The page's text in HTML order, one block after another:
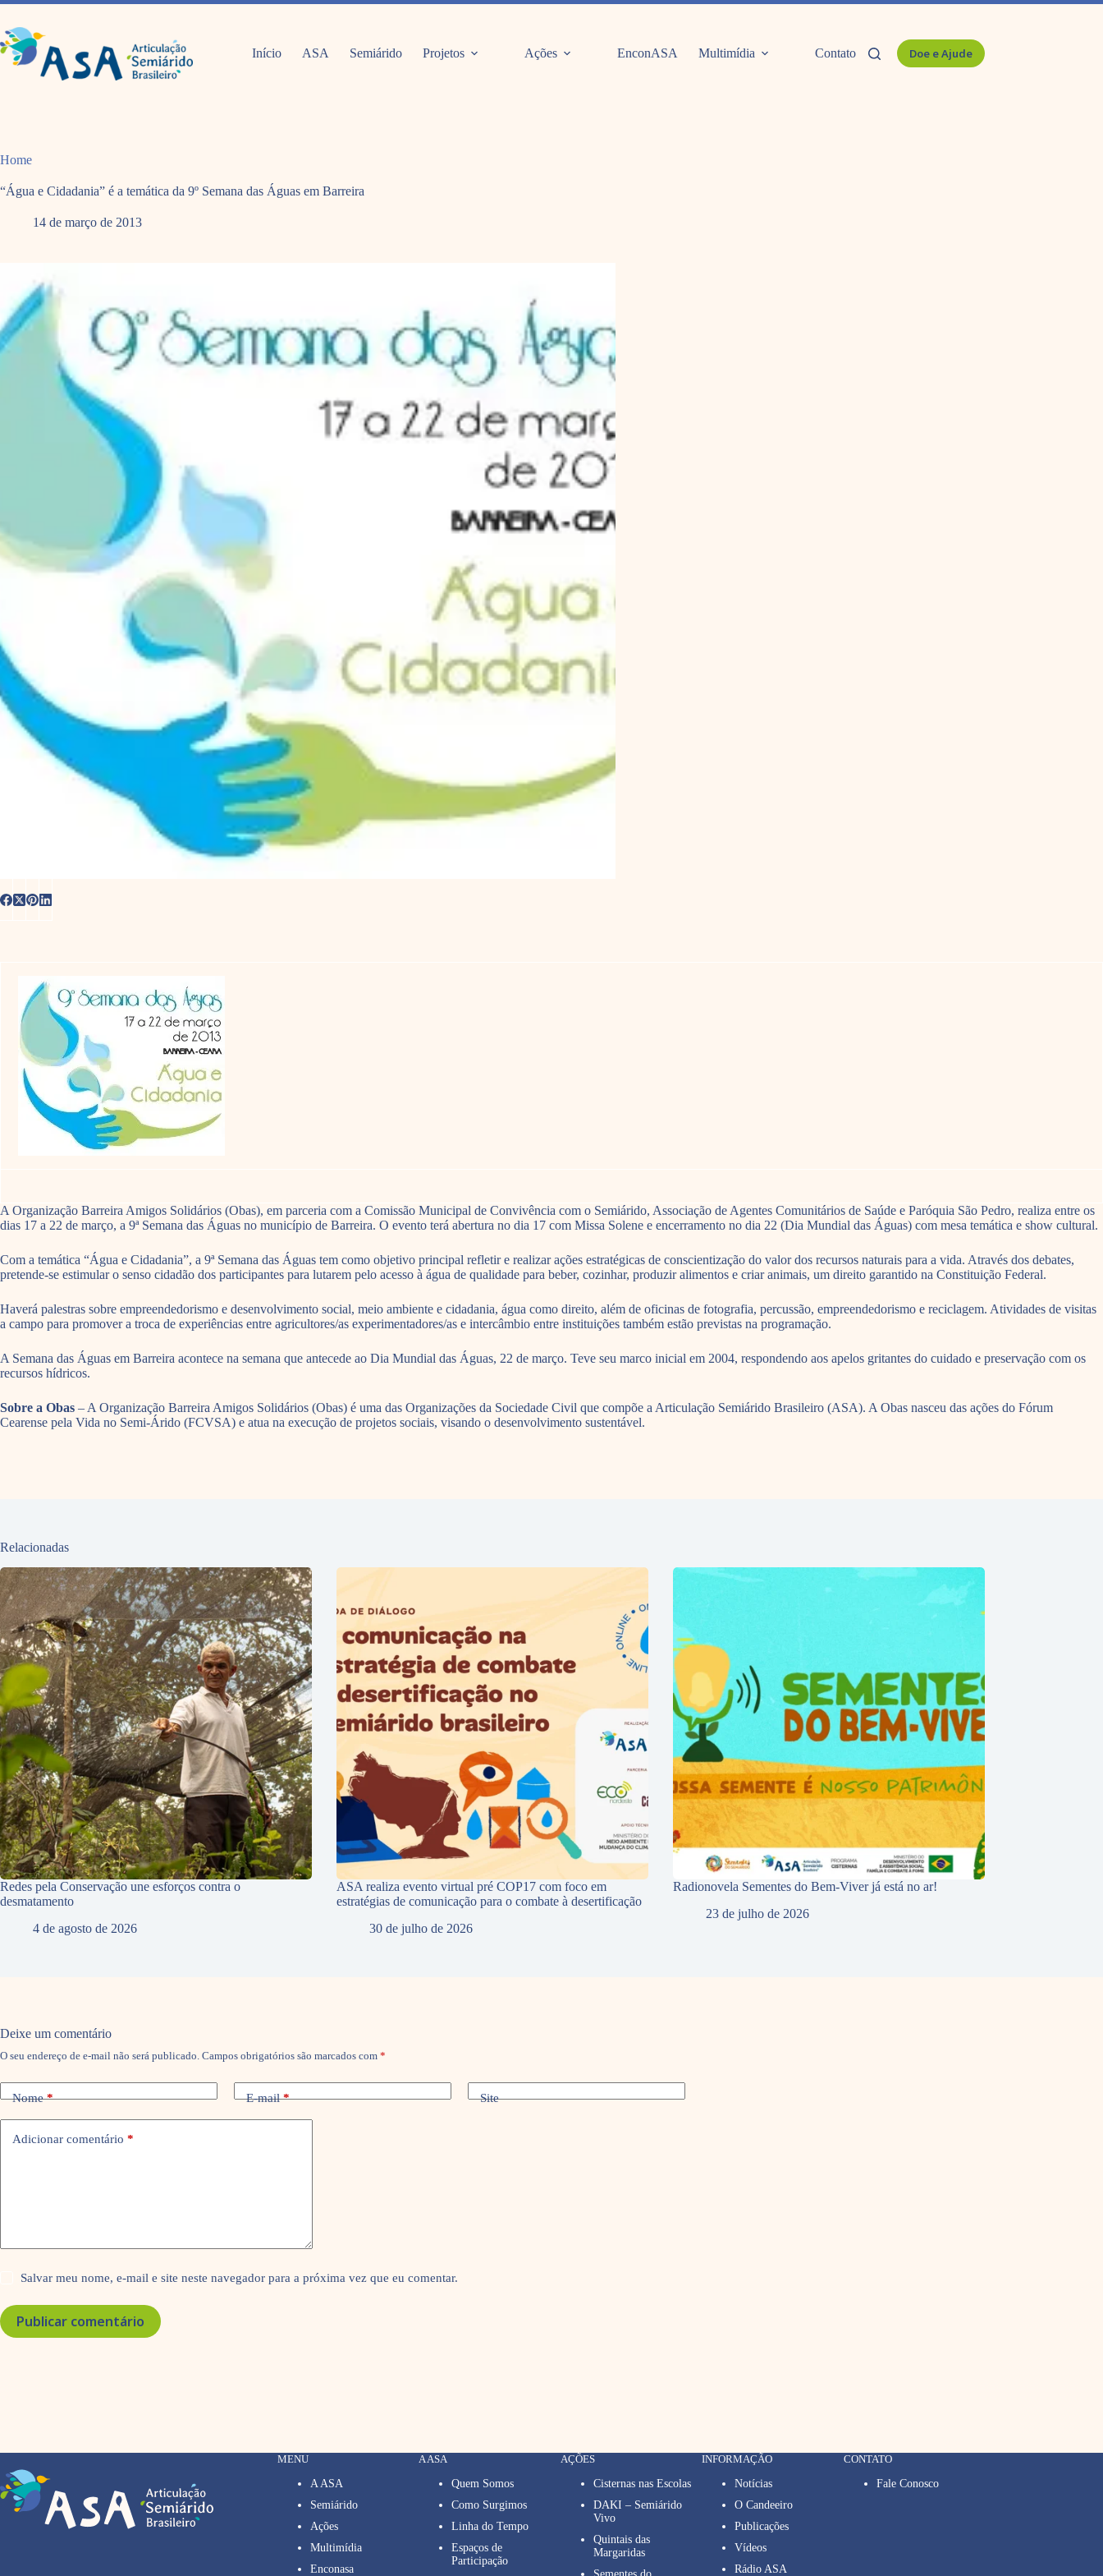
Pular
o
conteúdo
Início ASA Semiárido Projetos Ações EnconASA Multimídia Contato Doe e Ajude
Home
“Água e Cidadania” é a temática da 9º Semana das Águas em Barreira
14 de março de 2013
A Organização Barreira Amigos Solidários (Obas), em parceria com a Comissão Municipal de Convivência com o Semiárido, Associação de Agentes Comunitários de Saúde e Paróquia São Pedro, realiza entre os
dias 17 a 22 de março, a 9ª Semana das Águas no município de Barreira. O evento terá abertura no dia 17 com Missa Solene e encerramento no dia 22 (Dia Mundial das Águas) com mesa temática e show cultural.
Com a temática “Água e Cidadania”, a 9ª Semana das Águas tem como objetivo principal refletir e realizar ações estratégicas de conscientização do valor dos recursos naturais para a vida. Através dos debates,
pretende-se estimular o senso cidadão dos participantes para lutarem pelo acesso à água de qualidade para beber, cozinhar, produzir alimentos e criar animais, um direito garantido na Constituição Federal.
Haverá palestras sobre empreendedorismo e desenvolvimento social, meio ambiente e cidadania, água como direito, além de oficinas de fotografia, percussão, empreendedorismo e reciclagem. Atividades de visitas
a campo para promover a troca de experiências entre agricultores/as experimentadores/as e intercâmbio entre instituições também estão previstas na programação.
A Semana das Águas em Barreira acontece na semana que antecede ao Dia Mundial das Águas, 22 de março. Teve seu marco inicial em 2004, respondendo aos apelos gritantes do cuidado e preservação com os
recursos hídricos.
Sobre a Obas – A Organização Barreira Amigos Solidários (Obas) é uma das Organizações da Sociedade Civil que compõe a Articulação Semiárido Brasileiro (ASA). A Obas nasceu das ações do Fórum
Cearense pela Vida no Semi-Árido (FCVSA) e atua na execução de projetos sociais, visando o desenvolvimento sustentável.
Relacionadas
Redes pela Conservação une esforços contra o
desmatamento
4 de agosto de 2026
ASA realiza evento virtual pré COP17 com foco em
estratégias de comunicação para o combate à desertificação
30 de julho de 2026
Radionovela Sementes do Bem-Viver já está no ar!
23 de julho de 2026
Deixe um comentário
O seu endereço de e-mail não será publicado. Campos obrigatórios são marcados com *
Nome* E-mail* Site
Adicionar comentário *
Salvar meu nome, e-mail e site neste navegador para a próxima vez que eu comentar.
Publicar comentário
MENU
A ASA
Semiárido
Ações
Multimídia
Enconasa
A ASA
Quem Somos
Como Surgimos
Linha do Tempo
Espaços de
Participação
AÇÕES
Cisternas nas Escolas
DAKI – Semiárido
Vivo
Quintais das
Margaridas
INFORMAÇÃO
Notícias
O Candeeiro
Publicações
Vídeos
Rádio ASA
CONTATO
Fale Conosco